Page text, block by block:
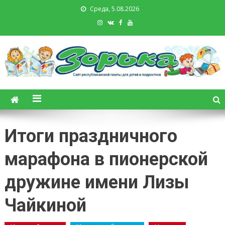
Среда, 5.08.2026
Зорька. Газета для детей и
подростков
Итоги праздничного
марафона в пионерской
дружине имени Лизы
Чайкиной